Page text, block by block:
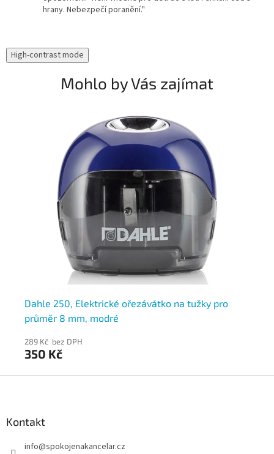
hrany. Nebezpečí poranění."
High-contrast mode
Mohlo by Vás zajímat
Dahle 250, Elektrické ořezávátko na tužky pro
průměr 8 mm, modré
289 Kč bez DPH
350 Kč
Kontakt
info@spokojenakancelar.cz